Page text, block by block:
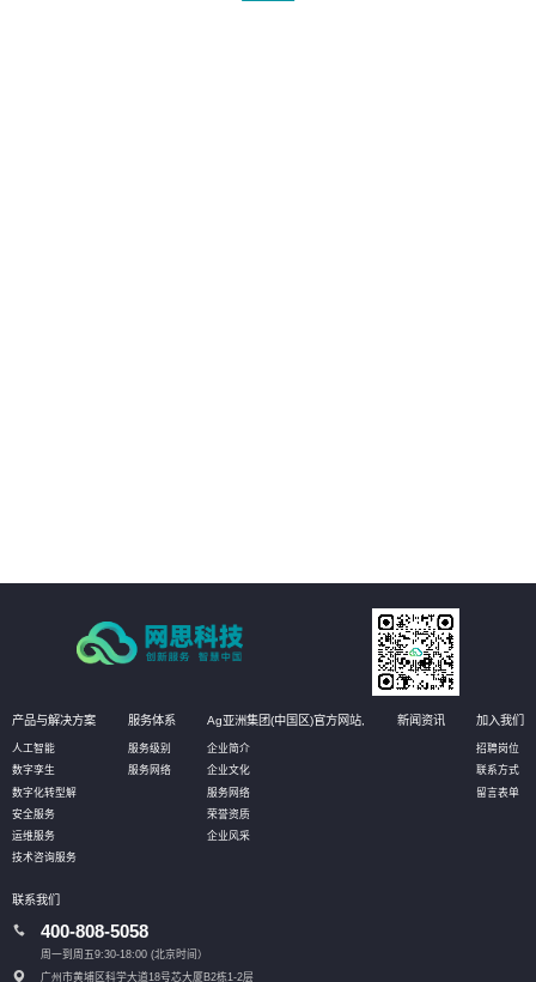
产品与解决方案
人工智能
数字孪生
数字化转型解
安全服务
运维服务
技术咨询服务
服务体系
服务级别
服务网络
Ag亚洲集团(中国区)官方网站,
企业简介
企业文化
服务网络
荣誉资质
企业风采
新闻资讯 加入我们
招聘岗位
联系方式
留言表单
联系我们
400-808-5058
周一到周五9:30-18:00 (北京时间）
广州市黄埔区科学大道18号芯大厦B2栋1-2层